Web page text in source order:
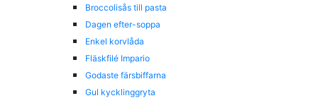
Broccolisås till pasta
Dagen efter-soppa
Enkel korvlåda
Fläskfilé Impario
Godaste färsbiffarna
Gul kycklinggryta